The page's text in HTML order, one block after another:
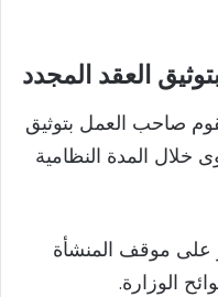
العقد المجدد
صاحب العمل بتوثيق
خلال المدة النظامية
على موقف المنشأة
الوزارة.